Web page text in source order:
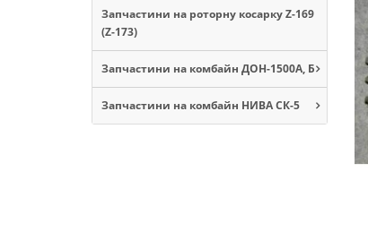
Запчастини на роторну косарку Z-169
(Z-173)
Запчастини на комбайн ДОН-1500А, Б
Запчастини на комбайн НИВА СК-5